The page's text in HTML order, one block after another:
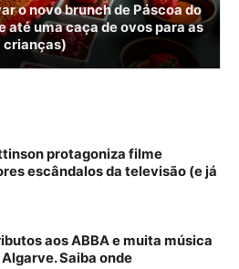
o novo brunch de Páscoa do
até uma caça de ovos para as
crianças)
protagoniza filme
escândalos da televisão (e já
aos ABBA e muita música
Saiba onde